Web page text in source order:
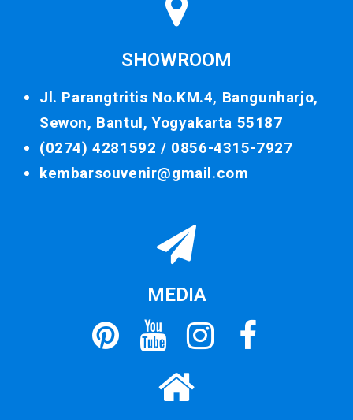
SHOWROOM
Jl. Parangtritis No.KM.4, Bangunharjo,
Sewon, Bantul, Yogyakarta 55187
(0274) 4281592 / 0856-4315-7927
kembarsouvenir@gmail.com
MEDIA